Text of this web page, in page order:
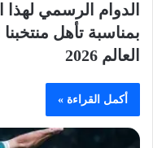
الدوام الرسمي
بمناسبة تأهل
العالم 2026
أكمل القراءة »